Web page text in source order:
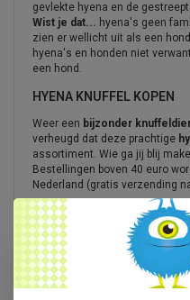
gevlekte hyena en de
Wist je dat... hyena's geen
zien er wellicht uit als een
hyena's en honden niet
een hond.
HYENA KNUFFEL KOPEN
Weer een bijzonder
verheugd dat deze prachtige
assortiment. Wie ga jij blij
Bestellingen boven 40 euro
Nederland (gratis verzending